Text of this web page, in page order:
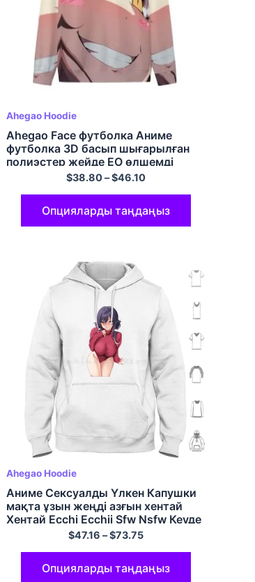
Ahegao Hoodie
Ahegao Face футболка Аниме
футболка 3D басып шығарылған
полиэстер жейде ЕО өлшемді
Крунек футболка Үлкен өлшемді
$38.80–$46.10
Опцияларды таңдаңыз
Ahegao Hoodie
Аниме Сексуалды Үлкен Капушки
мақта ұзын жеңді азғын хентай
Хентай Ecchi Ecchii Sfw Nsfw Кеуде
Кеудесі Сиськи Сиськи Оппай
$47.16 –$73.75
Опцияларды таңдаңыз